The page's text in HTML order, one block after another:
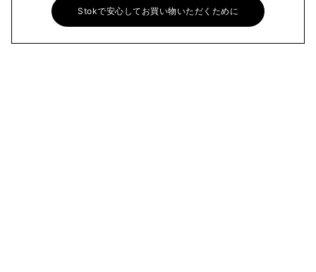
Stokで安心してお買い物いただくために